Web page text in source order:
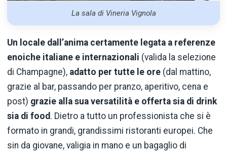
La sala di Vineria Vignola
Un locale dall’anima certamente legata a referenze
enoiche italiane e internazionali (valida la selezione
di Champagne), adatto per tutte le ore (dal mattino,
grazie al bar, passando per pranzo, aperitivo, cena e
post) grazie alla sua versatilità e offerta sia di drink
sia di food . Dietro a tutto un professionista che si è
formato in grandi, grandissimi ristoranti europei. Che
sin da giovane, valigia in mano e un bagaglio di